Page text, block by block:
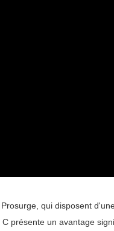
qui disposent
présente un avantage